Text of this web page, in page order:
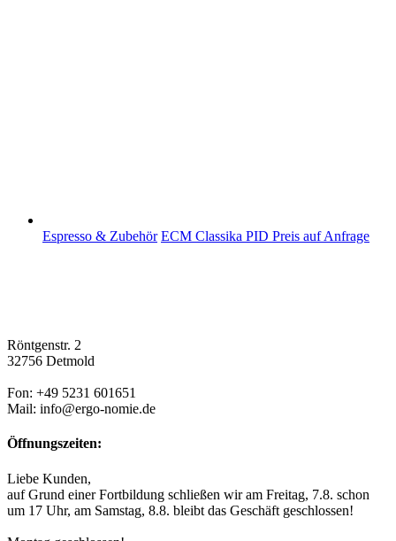
Espresso & Zubehör ECM Classika PID Preis auf Anfrage
Röntgenstr. 2
32756 Detmold
Fon: +49 5231 601651
Mail: info@ergo-nomie.de
Öffnungszeiten:
Liebe Kunden,
auf Grund einer Fortbildung schließen wir am Freitag, 7.8. schon
um 17 Uhr, am Samstag, 8.8. bleibt das Geschäft geschlossen!